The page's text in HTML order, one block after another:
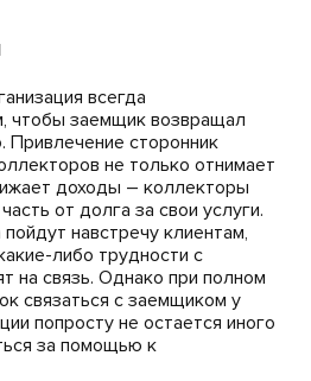
всегда
чтобы заемщик возвращал
Привлечение сторонник
не только отнимает
доходы – коллекторы
от долга за свои услуги.
навстречу клиентам,
либо трудности с
на связь. Однако при полном
связаться с заемщиком у
попросту не остается иного
за помощью к